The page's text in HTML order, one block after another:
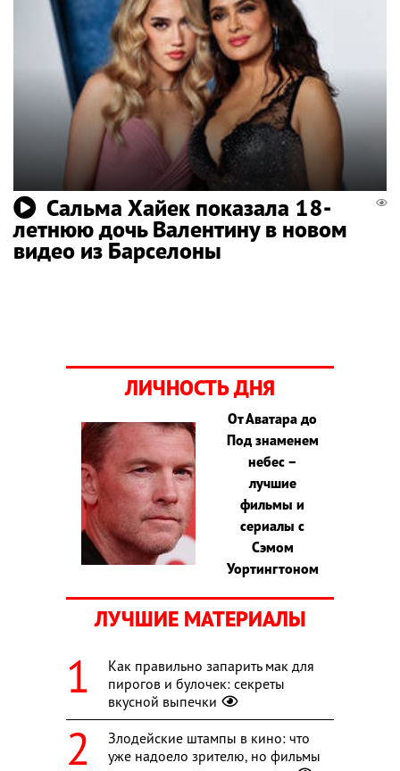
Сальма Хайек показала 18-
летнюю дочь Валентину в новом
видео из Барселоны
ЛИЧНОСТЬ ДНЯ
От Аватара до
Под знаменем
небес –
лучшие
фильмы и
сериалы с
Сэмом
Уортингтоном
ЛУЧШИЕ МАТЕРИАЛЫ
Как правильно запарить мак для
пирогов и булочек: секреты
вкусной выпечки
Злодейские штампы в кино: что
уже надоело зрителю, но фильмы